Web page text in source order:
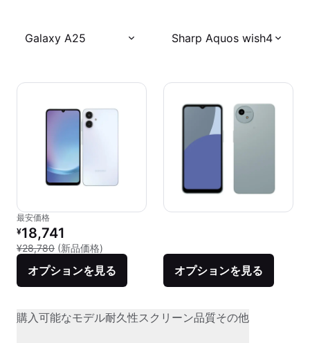
Galaxy A25 Sharp Aquos wish4
最安価格
リファービッシュ品の価格：
¥18,741
¥28,780 (新品価格)
オプションを見る オプションを見る
購入可能なモデル耐久性スクリーン品質その他